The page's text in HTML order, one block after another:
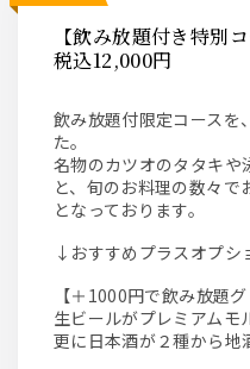
【飲み放題付き特別コース！】～贅沢コース～
税込12,000円
飲み放題付限定コースを、期間限定でご用意いたしまし
た。
名物のカツオのタタキや
と、旬のお料理の数々
となっております。
↓おすすめプラスオプ
【＋1000円で飲み放題
生ビールがプレミアムモ
更に日本酒が２種から